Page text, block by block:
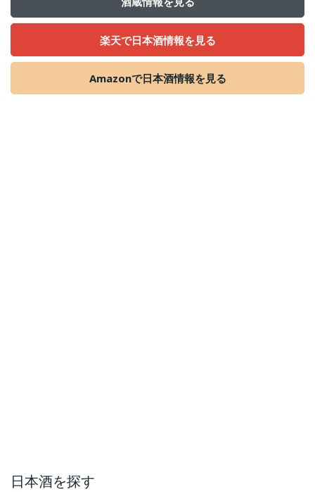
楽天で日本酒情報を見る
Amazonで日本酒情報を見る
日本酒を探す